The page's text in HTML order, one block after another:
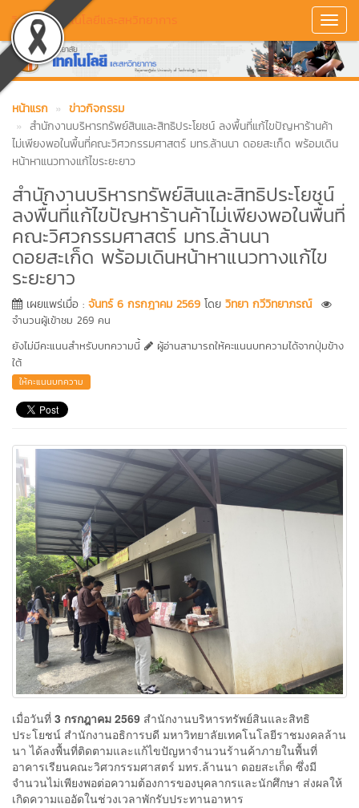
วิทยาลัยเทคโนโลยีและสหวิทยาการ
หน้าแรก
ข่าวกิจกรรม
สำนักงานบริหารทรัพย์สินและสิทธิประโยชน์ ลงพื้นที่แก้ไขปัญหาร้านค้า
ไม่เพียงพอในพื้นที่คณะวิศวกรรมศาสตร์ มทร.ล้านนา ดอยสะเก็ด พร้อมเดิน
หน้าหาแนวทางแก้ไขระยะยาว
สำนักงานบริหารทรัพย์สินและสิทธิประโยชน์
ลงพื้นที่แก้ไขปัญหาร้านค้าไม่เพียงพอในพื้นที่
คณะวิศวกรรมศาสตร์ มทร.ล้านนา
ดอยสะเก็ด พร้อมเดินหน้าหาแนวทางแก้ไข
ระยะยาว
เผยแพร่เมื่อ : จันทร์ 6 กรกฎาคม 2569 โดย วิทยา กวีวิทยาภรณ์
จำนวนผู้เข้าชม 269 คน
ยังไม่มีคะแนนสำหรับบทความนี้
ผู้อ่านสามารถให้คะแนนบทความได้จากปุ่มข้าง
ใต้
ให้คะแนนบทความ
เมื่อวันที่ 3 กรกฎาคม 2569 สำนักงานบริหารทรัพย์สินและสิทธิ
ประโยชน์ สำนักงานอธิการบดี มหาวิทยาลัยเทคโนโลยีราชมงคลล้าน
นา ได้ลงพื้นที่ติดตามและแก้ไขปัญหาจำนวนร้านค้าภายในพื้นที่
อาคารเรียนคณะวิศวกรรมศาสตร์ มทร.ล้านนา ดอยสะเก็ด ซึ่งมี
จำนวนไม่เพียงพอต่อความต้องการของบุคลากรและนักศึกษา ส่งผลให้
เกิดความแออัดในช่วงเวลาพักรับประทานอาหาร